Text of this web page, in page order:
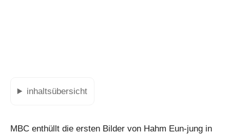
inhaltsübersicht
MBC enthüllt die ersten Bilder von Hahm Eun-jung in